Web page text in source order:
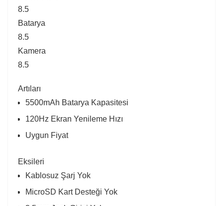
8.5
Batarya
8.5
Kamera
8.5
Artıları
5500mAh Batarya Kapasitesi
120Hz Ekran Yenileme Hızı
Uygun Fiyat
Eksileri
Kablosuz Şarj Yok
MicroSD Kart Desteği Yok